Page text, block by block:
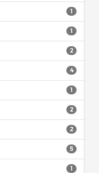
1
1
2
4
1
2
2
5
1